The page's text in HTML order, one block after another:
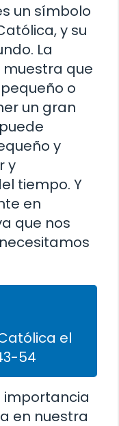
un símbolo
y su
La
que
o
un gran
y
y
tiempo. Y
en
que nos
el
54
importancia
en nuestra